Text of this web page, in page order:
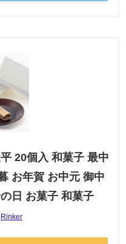
20個入 和菓子 最中
お年賀 お中元 御中
日 お菓子 和菓子
Rinker